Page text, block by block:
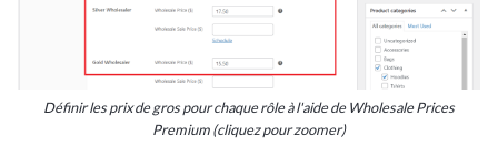
Définir les prix de gros pour chaque rôle à l'aide de Wholesale Prices
Premium (cliquez pour zoomer)